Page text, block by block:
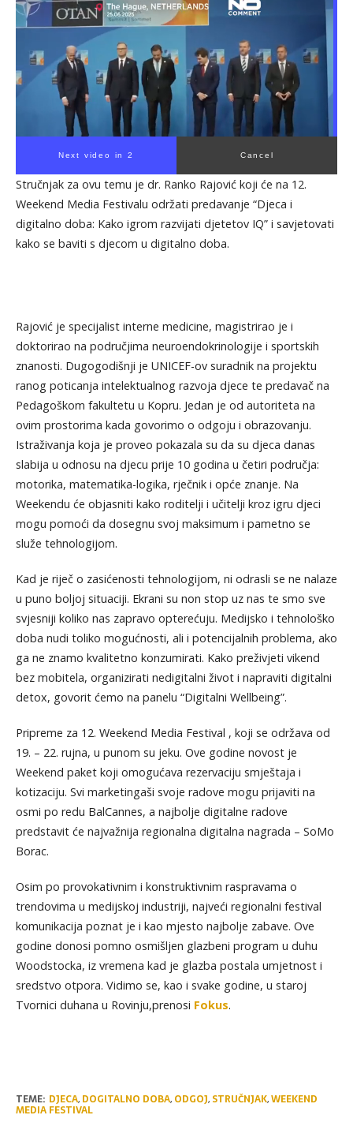
Next video in 1 Cancel
Stručnjak za ovu temu je dr. Ranko Rajović koji će na 12.
Weekend Media Festivalu održati predavanje “Djeca i
digitalno doba: Kako igrom razvijati djetetov IQ” i savjetovati
kako se baviti s djecom u digitalno doba.
Rajović je specijalist interne medicine, magistrirao je i
doktorirao na područjima neuroendokrinologije i sportskih
znanosti. Dugogodišnji je UNICEF-ov suradnik na projektu
ranog poticanja intelektualnog razvoja djece te predavač na
Pedagoškom fakultetu u Kopru. Jedan je od autoriteta na
ovim prostorima kada govorimo o odgoju i obrazovanju.
Istraživanja koja je proveo pokazala su da su djeca danas
slabija u odnosu na djecu prije 10 godina u četiri područja:
motorika, matematika-logika, rječnik i opće znanje. Na
Weekendu će objasniti kako roditelji i učitelji kroz igru djeci
mogu pomoći da dosegnu svoj maksimum i pametno se
služe tehnologijom.
Kad je riječ o zasićenosti tehnologijom, ni odrasli se ne nalaze
u puno boljoj situaciji. Ekrani su non stop uz nas te smo sve
svjesniji koliko nas zapravo opterećuju. Medijsko i tehnološko
doba nudi toliko mogućnosti, ali i potencijalnih problema, ako
ga ne znamo kvalitetno konzumirati. Kako preživjeti vikend
bez mobitela, organizirati nedigitalni život i napraviti digitalni
detox, govorit ćemo na panelu “Digitalni Wellbeing”.
Pripreme za 12. Weekend Media Festival , koji se održava od
19. – 22. rujna, u punom su jeku. Ove godine novost je
Weekend paket koji omogućava rezervaciju smještaja i
kotizaciju. Svi marketingaši svoje radove mogu prijaviti na
osmi po redu BalCannes, a najbolje digitalne radove
predstavit će najvažnija regionalna digitalna nagrada – SoMo
Borac.
Osim po provokativnim i konstruktivnim raspravama o
trendovima u medijskoj industriji, najveći regionalni festival
komunikacija poznat je i kao mjesto najbolje zabave. Ove
godine donosi pomno osmišljen glazbeni program u duhu
Woodstocka, iz vremena kad je glazba postala umjetnost i
sredstvo otpora. Vidimo se, kao i svake godine, u staroj
Tvornici duhana u Rovinju,prenosi Fokus.
TEME: DJECA, DOGITALNO DOBA, ODGOJ, STRUČNJAK,WEEKEND
MEDIA FESTIVAL